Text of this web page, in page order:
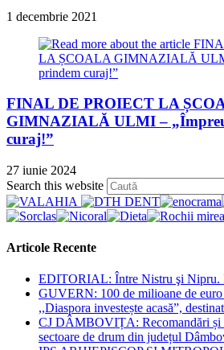
1 decembrie 2021
FINAL DE PROIECT LA
GIMNAZIALĂ ULMI –
curaj!”
27 iunie 2024
Search this website
Articole Recente
EDITORIAL: Între Nistru şi Nipru.
GUVERN: 100 de milioane de
,,Diaspora investește acasă”,
CJ DÂMBOVIȚA: Recomandări și
sectoare de drum din județul